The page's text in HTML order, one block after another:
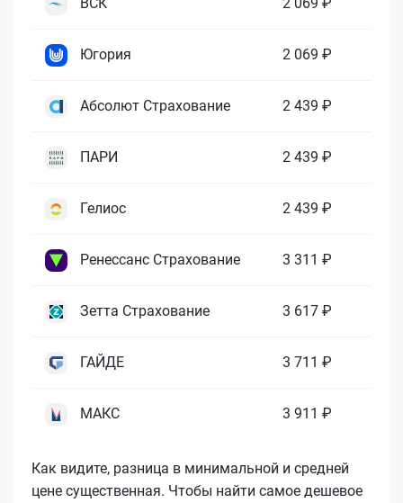
Югория 2 069 ₽
Абсолют Страхование 2 439 ₽
ПАРИ 2 439 ₽
Гелиос 2 439 ₽
Ренессанс Страхование 3 311 ₽
Зетта Страхование 3 617 ₽
ГАЙДЕ 3 711 ₽
МАКС 3 911 ₽
Как видите, разница в минимальной и средней
цене существенная. Чтобы найти самое дешевое